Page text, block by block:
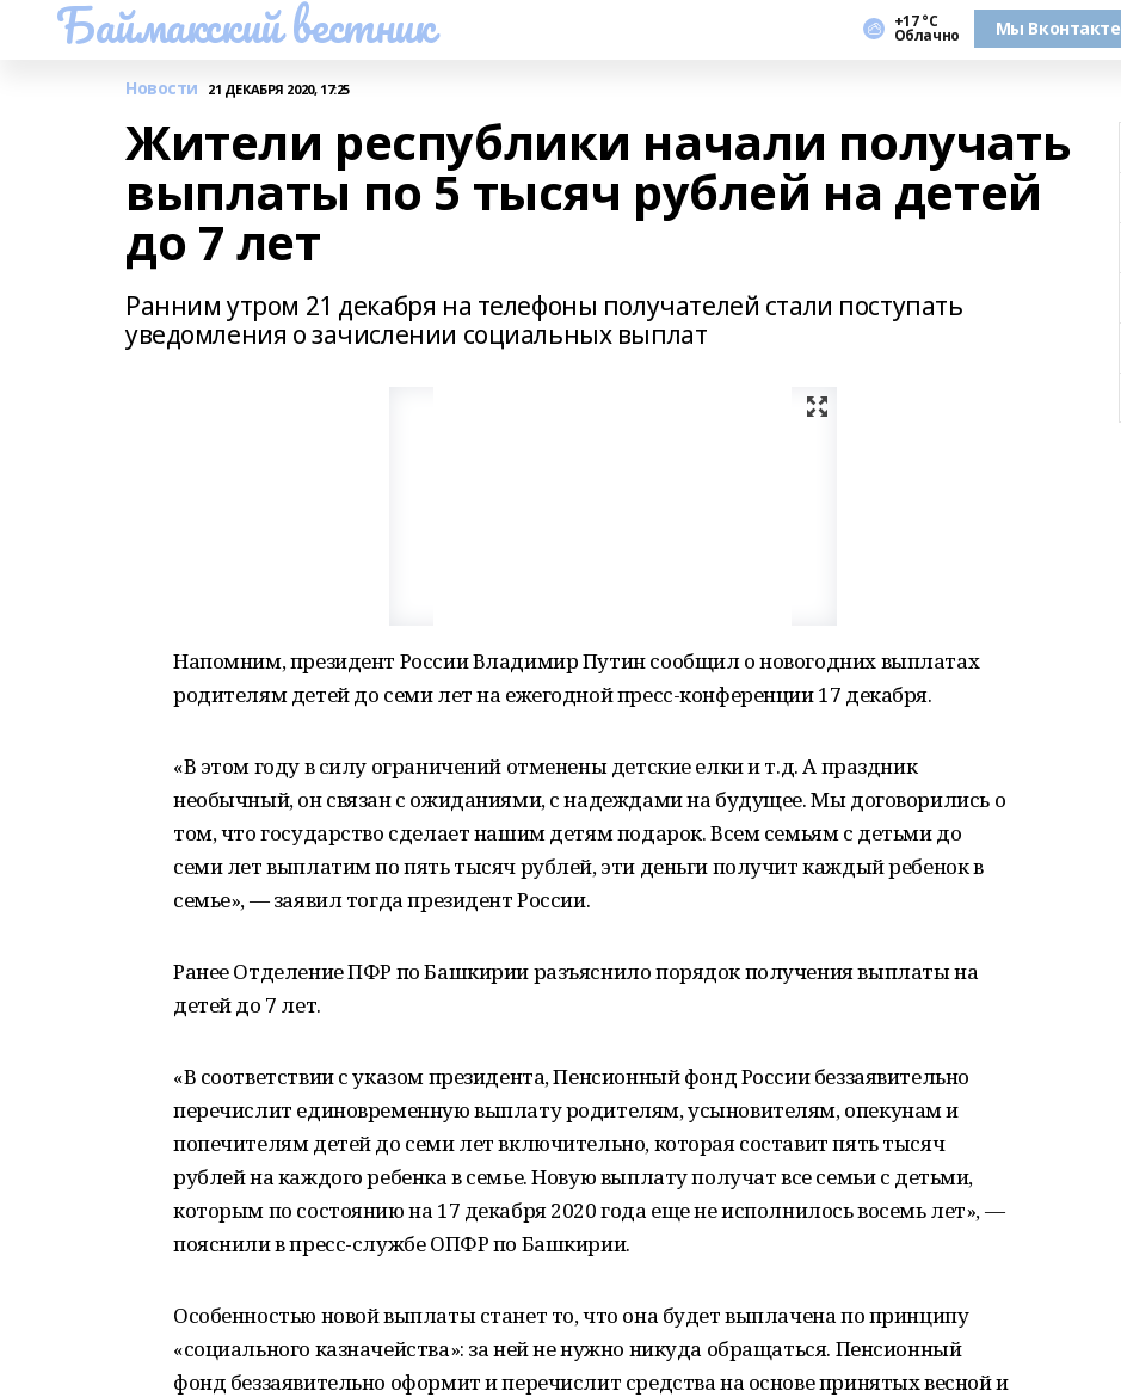
Баймакский вестник +17 °С
Облачно Мы Вконтакте
Новости 21 ДЕКАБРЯ 2020, 17:25
Жители республики начали получать
выплаты по 5 тысяч рублей на детей
до 7 лет
Ранним утром 21 декабря на телефоны получателей стали поступать
уведомления о зачислении социальных выплат
Напомним, президент России Владимир Путин сообщил о новогодних выплатах
родителям детей до семи лет на ежегодной пресс-конференции 17 декабря.
«В этом году в силу ограничений отменены детские елки и т.д. А праздник
необычный, он связан с ожиданиями, с надеждами на будущее. Мы договорились о
том, что государство сделает нашим детям подарок. Всем семьям с детьми до
семи лет выплатим по пять тысяч рублей, эти деньги получит каждый ребенок в
семье», — заявил тогда президент России.
Ранее Отделение ПФР по Башкирии разъяснило порядок получения выплаты на
детей до 7 лет.
«В соответствии с указом президента, Пенсионный фонд России беззаявительно
перечислит единовременную выплату родителям, усыновителям, опекунам и
попечителям детей до семи лет включительно, которая составит пять тысяч
рублей на каждого ребенка в семье. Новую выплату получат все семьи с детьми,
которым по состоянию на 17 декабря 2020 года еще не исполнилось восемь лет», —
пояснили в пресс-службе ОПФР по Башкирии.
Особенностью новой выплаты станет то, что она будет выплачена по принципу
«социального казначейства»: за ней не нужно никуда обращаться. Пенсионный
фонд беззаявительно оформит и перечислит средства на основе принятых весной и